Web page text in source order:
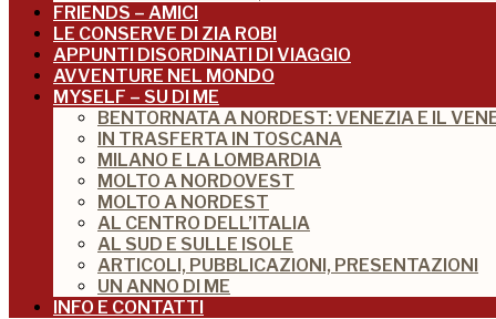
FRIENDS – AMICI
LE CONSERVE DI ZIA ROBI
APPUNTI DISORDINATI DI VIAGGIO
AVVENTURE NEL MONDO
MYSELF – SU DI ME
BENTORNATA A NORDEST: VENEZIA E IL
IN TRASFERTA IN TOSCANA
MILANO E LA LOMBARDIA
MOLTO A NORDOVEST
MOLTO A NORDEST
AL CENTRO DELL’ITALIA
AL SUD E SULLE ISOLE
ARTICOLI, PUBBLICAZIONI, PRESENTAZIONI
UN ANNO DI ME
INFO E CONTATTI